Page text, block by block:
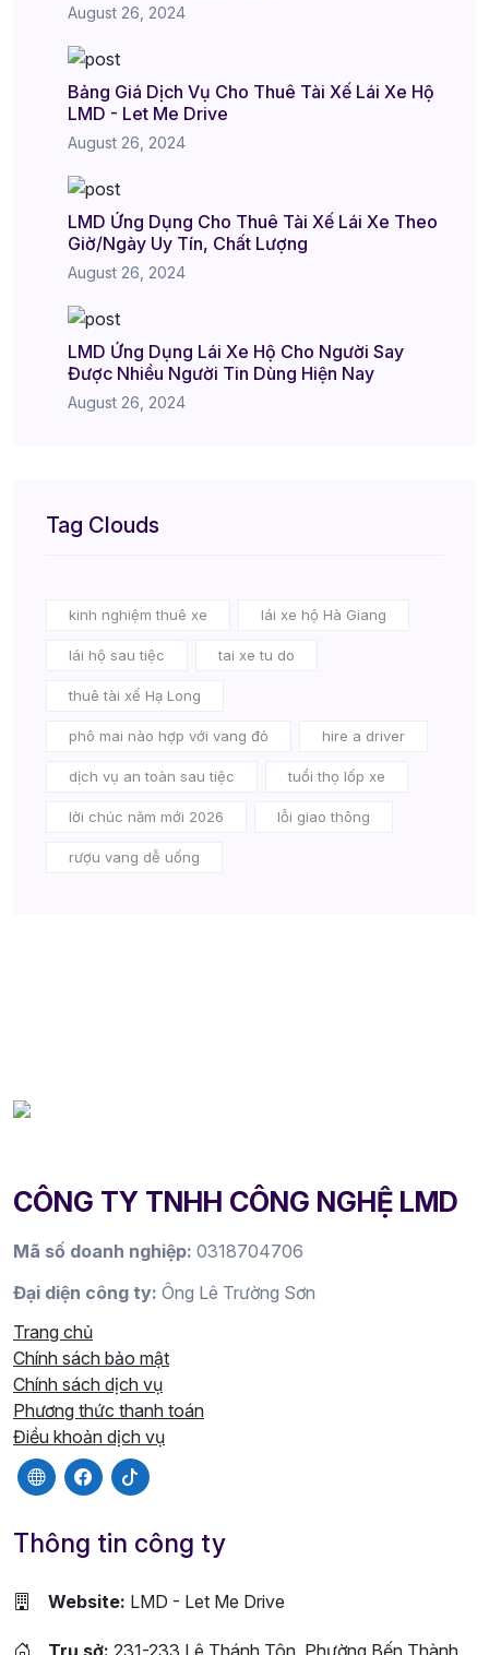
August 26, 2024
Bảng Giá Dịch Vụ Cho Thuê Tài Xế Lái Xe Hộ
LMD - Let Me Drive
August 26, 2024
LMD Ứng Dụng Cho Thuê Tài Xế Lái Xe Theo
Giờ/Ngày Uy Tín, Chất Lượng
August 26, 2024
LMD Ứng Dụng Lái Xe Hộ Cho Người Say
Được Nhiều Người Tin Dùng Hiện Nay
August 26, 2024
Tag Clouds
kinh nghiệm thuê xe lái xe hộ Hà Giang
lái hộ sau tiệc tai xe tu do
thuê tài xế Hạ Long
phô mai nào hợp với vang đỏ hire a driver
dịch vụ an toàn sau tiệc tuổi thọ lốp xe
lời chúc năm mới 2026 lỗi giao thông
rượu vang dễ uống
CÔNG TY TNHH CÔNG NGHỆ LMD
Mã số doanh nghiệp: 0318704706
Đại diện công ty: Ông Lê Trường Sơn
Trang chủ
Chính sách bảo mật
Chính sách dịch vụ
Phương thức thanh toán
Điều khoản dịch vụ
Thông tin công ty
Website: LMD - Let Me Drive
Trụ sở: 231-233 Lê Thánh Tôn, Phường Bến Thành,